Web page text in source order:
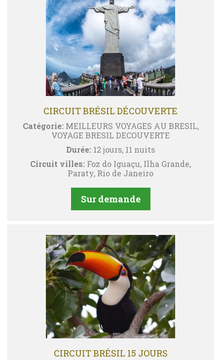
CIRCUIT BRÉSIL DÉCOUVERTE
Catégorie:MEILLEURS VOYAGES AU BRESIL,
VOYAGE BRESIL DECOUVERTE
Durée: 12 jours, 11 nuits
Circuit villes: Foz do Iguaçu, Ilha Grande,
Paraty, Rio de Janeiro
Sur demande
CIRCUIT BRÉSIL 15 JOURS